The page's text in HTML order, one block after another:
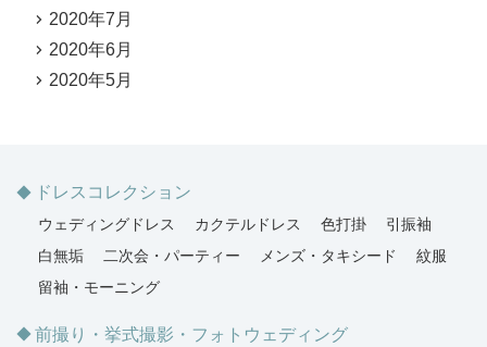
2020年7月
2020年6月
2020年5月
ドレスコレクション
ウェディングドレス カクテルドレス 色打掛
引振袖
白無垢
二次会・パーティー メンズ・タキシード
紋服
留袖・モーニング
前撮り・挙式撮影・フォトウェディング